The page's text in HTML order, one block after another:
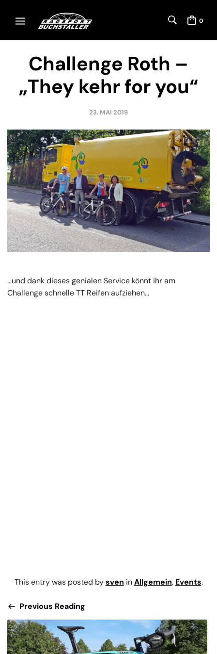
0
Challenge Roth –
„They kehr for you“
23. MAI 2019
…und dank dieses genialen Service könnt ihr am
Challenge schnelle TT Reifen aufziehen…
This entry was posted bysven inAllgemein, Events.
Previous Reading